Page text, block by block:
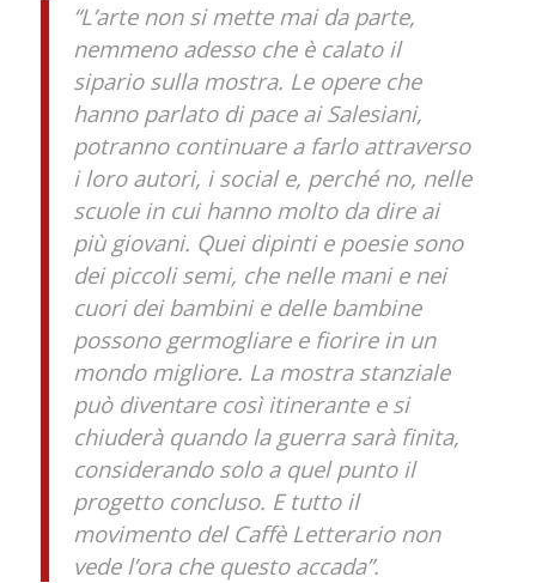
“L’arte non si mette mai da parte,
nemmeno adesso che è calato il
sipario sulla mostra. Le opere che
hanno parlato di pace ai Salesiani,
potranno continuare a farlo attraverso
i loro autori, i social e, perché no, nelle
scuole in cui hanno molto da dire ai
più giovani. Quei dipinti e poesie sono
dei piccoli semi, che nelle mani e nei
cuori dei bambini e delle bambine
possono germogliare e fiorire in un
mondo migliore. La mostra stanziale
può diventare così itinerante e si
chiuderà quando la guerra sarà finita,
considerando solo a quel punto il
progetto concluso. E tutto il
movimento del Caffè Letterario non
vede l’ora che questo accada”.